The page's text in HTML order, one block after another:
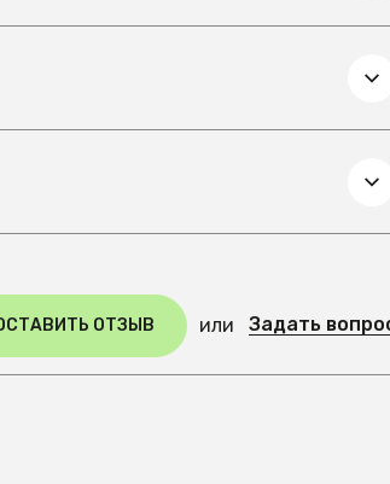
ОТЗЫВ или Задать